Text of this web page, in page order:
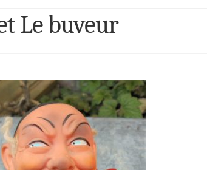
Le buveur